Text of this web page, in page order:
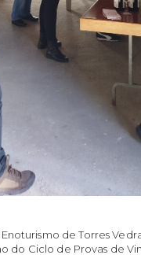
de Torres
do Ciclo de Provas de